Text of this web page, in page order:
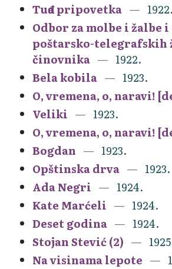
Tuđa pripovetka
1922.
Odbor za molbe i žalbe i
poštarsko-telegrafskih
činovnika
1922.
Bela kobila
1923.
O, vremena, o, naravi!
Veliki
1923.
O, vremena, o, naravi!
Bogdan
1923.
Opštinska drva
1923.
Ada Negri
1924.
Kate Marćeli
1924.
Deset godina
1924.
Stojan Stević (2)
Na visinama lepote